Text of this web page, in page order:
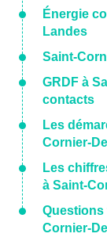
Énergie
Landes
Saint-
GRDF à
contacts
Les
Cornier-
Les
à Saint-
Questions
Cornier-